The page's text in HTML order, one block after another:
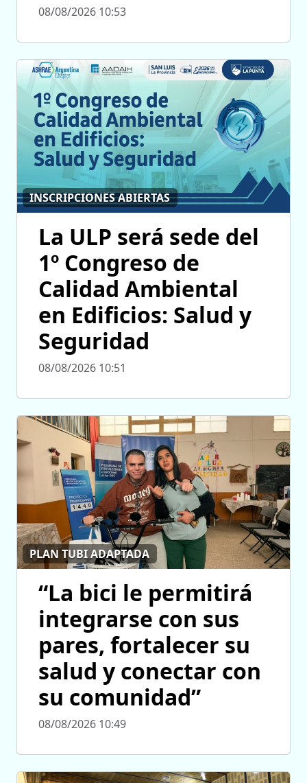
08/08/2026 10:53
INSCRIPCIONES ABIERTAS
La ULP será sede del
1º Congreso de
Calidad Ambiental
en Edificios: Salud y
Seguridad
08/08/2026 10:51
PLAN TUBI ADAPTADA
“La bici le permitirá
integrarse con sus
pares, fortalecer su
salud y conectar con
su comunidad”
08/08/2026 10:49